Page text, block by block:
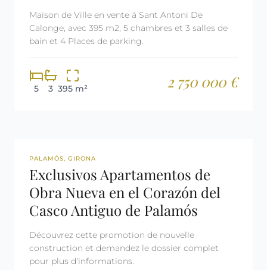
Maison de Ville en vente á Sant Antoni De
Calonge, avec 395 m2, 5 chambres et 3 salles de
bain et 4 Places de parking.
5 3 395 m² 2 750 000 €
NOUVELLE CONSTRUCTION
PALAMÓS, GIRONA
Exclusivos Apartamentos de
Obra Nueva en el Corazón del
Casco Antiguo de Palamós
Découvrez cette promotion de nouvelle
construction et demandez le dossier complet
pour plus d'informations.